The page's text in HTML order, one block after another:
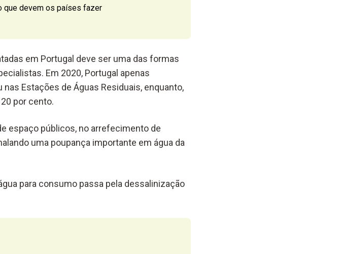
que devem os países fazer
em Portugal deve ser uma das formas
Em 2020, Portugal apenas
Estações de Águas Residuais, enquanto,
por cento.
espaço públicos, no arrefecimento de
uma poupança importante em água da
para consumo passa pela dessalinização